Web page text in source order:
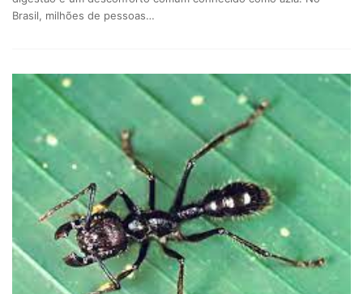
Brasil, milhões de pessoas…